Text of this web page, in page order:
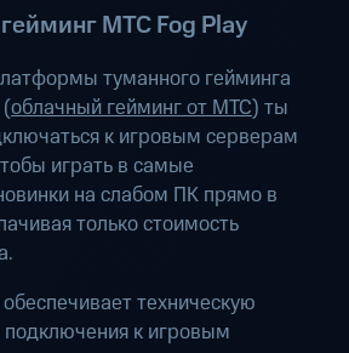
МТС Fog Play
туманного гейминга
облачный гейминг от МТС) ты
к игровым серверам
играть в самые
на слабом ПК прямо в
только стоимость
техническую
к игровым